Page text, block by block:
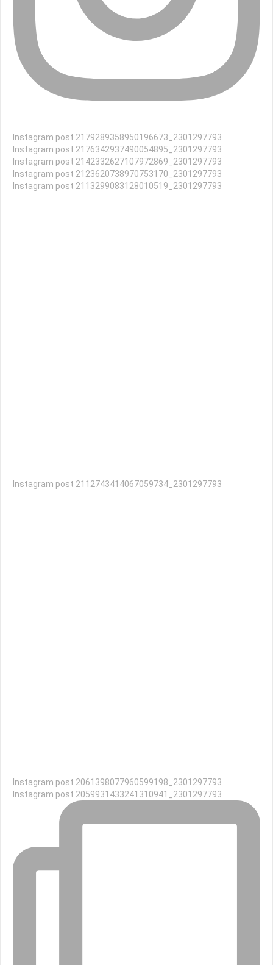
Instagram post 2179289358950196673_2301297793
Instagram post 2176342937490054895_2301297793
Instagram post 2142332627107972869_2301297793
Instagram post 2123620738970753170_2301297793
Instagram post 2113299083128010519_2301297793
Instagram post 2112743414067059734_2301297793
Instagram post 2061398077960599198_2301297793
Instagram post 2059931433241310941_2301297793